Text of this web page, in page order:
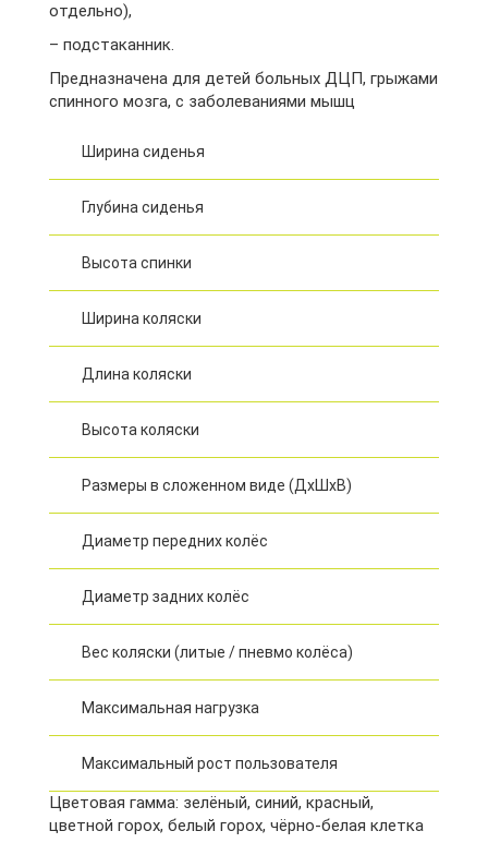
отдельно),
– подстаканник.
Предназначена для детей больных ДЦП, грыжами
спинного мозга, с заболеваниями мышц
Ширина сиденья
Глубина сиденья
Высота спинки
Ширина коляски
Длина коляски
Высота коляски
Размеры в сложенном виде (ДxШxВ)
Диаметр передних колёс
Диаметр задних колёс
Вес коляски (литые / пневмо колёса)
Максимальная нагрузка
Максимальный рост пользователя
Цветовая гамма: зелёный, синий, красный,
цветной горох, белый горох, чёрно-белая клетка